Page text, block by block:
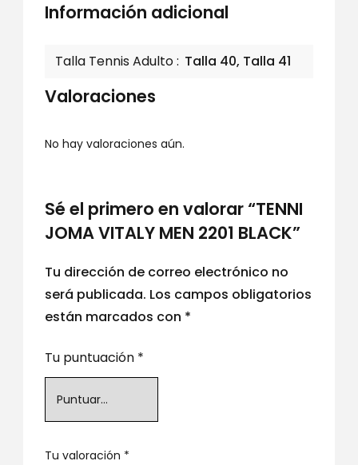
Información adicional
Talla Tennis Adulto Talla 40, Talla 41
Valoraciones
No hay valoraciones aún.
Sé el primero en valorar “TENNI
JOMA VITALY MEN 2201 BLACK”
Tu dirección de correo electrónico no
será publicada. Los campos obligatorios
están marcados con *
Tu puntuación *
Tu valoración *